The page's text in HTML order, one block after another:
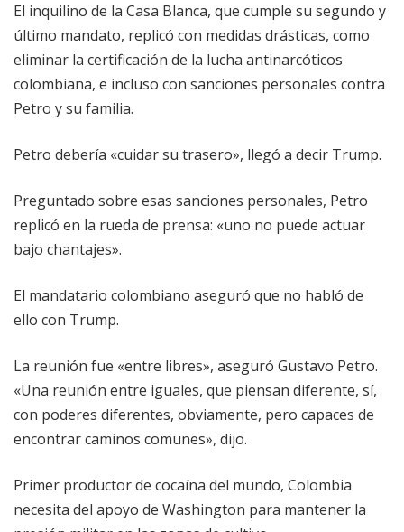
El inquilino de la Casa Blanca, que cumple su segundo y
último mandato, replicó con medidas drásticas, como
eliminar la certificación de la lucha antinarcóticos
colombiana, e incluso con sanciones personales contra
Petro y su familia.
Petro debería «cuidar su trasero», llegó a decir Trump.
Preguntado sobre esas sanciones personales, Petro
replicó en la rueda de prensa: «uno no puede actuar
bajo chantajes».
El mandatario colombiano aseguró que no habló de
ello con Trump.
La reunión fue «entre libres», aseguró Gustavo Petro.
«Una reunión entre iguales, que piensan diferente, sí,
con poderes diferentes, obviamente, pero capaces de
encontrar caminos comunes», dijo.
Primer productor de cocaína del mundo, Colombia
necesita del apoyo de Washington para mantener la